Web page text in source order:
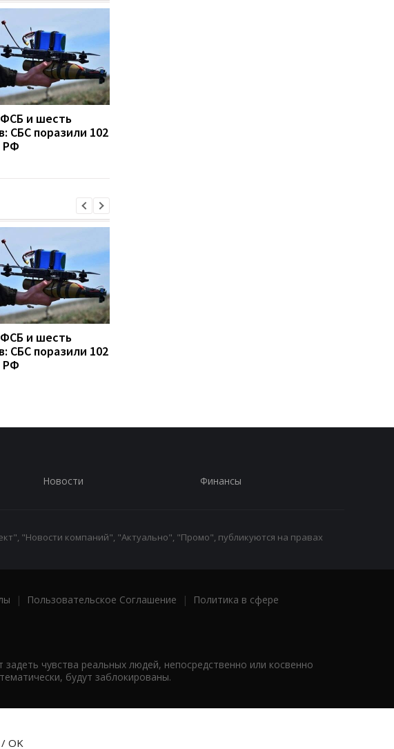
и шесть
СБС поразили 102
РФ
и шесть
СБС поразили 102
РФ
Новости Финансы
"Новости компаний", "Актуально", "Промо", публикуются на правах
| Пользовательское Соглашение |
Политика в сфере
чувства реальных людей, непосредственно или косвенно
будут заблокированы.
OK